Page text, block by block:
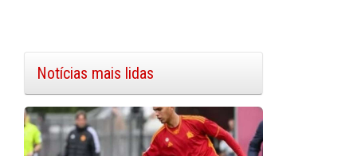
Notícias mais lidas